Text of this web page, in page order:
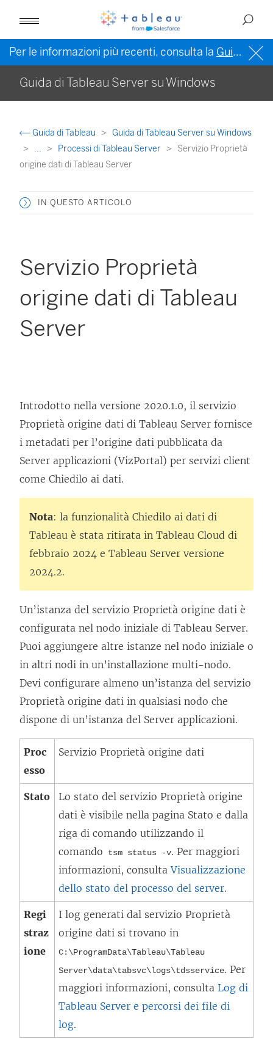
Per le informazioni più recenti, consulta la Guida di Tableau in inglese (Stati Uniti)
Guida di Tableau Server su Windows
Guida di Tableau
Guida di Tableau Server su Windows
...
Processi di Tableau Server
Servizio Proprietà
origine dati di Tableau Server
IN QUESTO ARTICOLO
Servizio Proprietà
origine dati di Tableau
Server
Introdotto nella versione 2020.1.0, il servizio
Proprietà origine dati di Tableau Server fornisce
i metadati per l’origine dati pubblicata da
Server applicazioni (VizPortal) per servizi client
come Chiedilo ai dati.
Nota: la funzionalità Chiedilo ai dati di
Tableau è stata ritirata in Tableau Cloud di
febbraio 2024 e Tableau Server versione
2024.2.
Un’istanza del servizio Proprietà origine dati è
configurata nel nodo iniziale di Tableau Server.
Puoi aggiungere altre istanze nel nodo iniziale o
in altri nodi in un’installazione multi-nodo.
Devi configurare almeno un’istanza del servizio
Proprietà origine dati in qualsiasi nodo che
dispone di un’istanza del Server applicazioni.
Proc
esso
Servizio Proprietà origine dati
Stato
Lo stato del servizio Proprietà origine
dati è visibile nella pagina Stato e dalla
riga di comando utilizzando il
comando tsm status -v. Per maggiori
informazioni, consultaVisualizzazione
dello stato del processo del server.
Regi
straz
ione
I log generati dal servizio Proprietà
origine dati si trovano in
C:\ProgramData\Tableau\Tableau
Server\data\tabsvc\logs\tdsservice. Per
maggiori informazioni, consulta Log di
Tableau Server e percorsi dei file di
log.